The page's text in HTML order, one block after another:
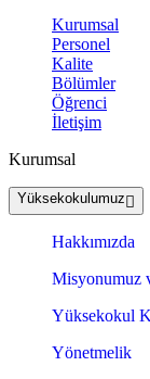
Kurumsal
Personel
Kalite
Bölümler
Öğrenci
İletişim
Kurumsal
Yüksekokulumuz
Hakkımızda
Misyonumuz
Yüksekokul
Yönetmelik